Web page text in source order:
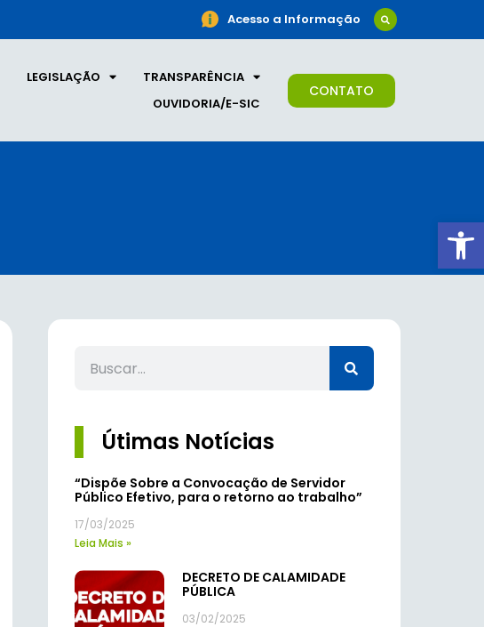
Acesso a Informação
LEGISLAÇÃO
TRANSPARÊNCIA
OUVIDORIA/E-SIC
CONTATO
Útimas Notícias
“Dispõe Sobre a Convocação de Servidor
Público Efetivo, para o retorno ao trabalho”
17/03/2025
Leia Mais »
DECRETO DE CALAMIDADE
PÚBLICA
03/02/2025